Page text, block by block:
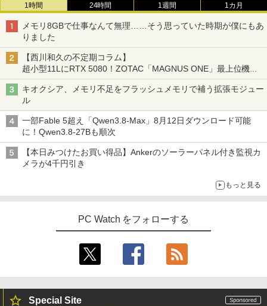
1時間 24時間 1週間 1カ月
メモリ8GBで仕事なんて無理……そう思っていた時期が僕にもあ
りました
【西川和久の不定期コラム】
超小型11LにRTX 5080！ZOTAC「MAGNUS ONE」最上位機の
実力を探る
キオクシア、メモリ不足をフラッシュメモリで補う拡張モジュー
ル
一部Fable 5超え「Qwen3.8-Max」8月12日ダウンロード可能
に！Qwen3.8-27Bも順次
【本日みつけたお買い得品】Ankerのソーラーパネル付き監視カ
メラが4千円引き
もっと見る
PC Watch をフォローする
Special Site